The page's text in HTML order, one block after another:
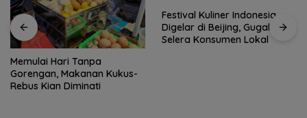
Memulai Hari Tanpa
Gorengan, Makanan Kukus-
Rebus Kian Diminati
Festival Kuliner Indonesia
Digelar di Beijing, Gugah
Selera Konsumen Lokal